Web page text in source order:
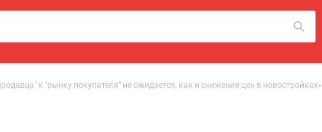
к "рынку покупателя" не ожидается, как и снижения цен в новостройках»